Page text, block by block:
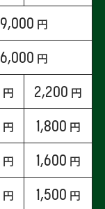
9,000
6,000
2,200
1,800
1,600
1,500